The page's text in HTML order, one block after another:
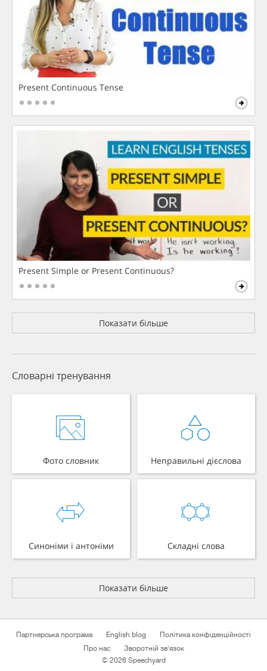
Present Continuous Tense
Present Simple or Present Continuous?
Показати більше
Словарні тренування
Фото словник Неправильні дієслова
Синоніми і антоніми Складні слова
Показати більше
Партнерська програма English blog
Політика конфіденційності
Про нас
Зворотній зв'язок
© 2026 Speechyard